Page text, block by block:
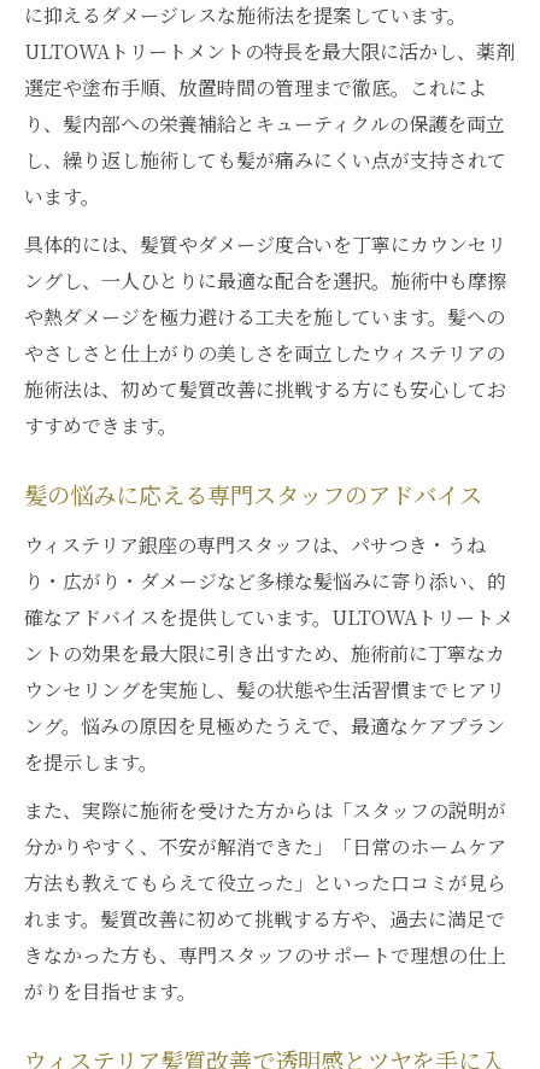
に抑えるダメージレスな施術法を提案しています。
ULTOWAトリートメントの特長を最大限に活かし、薬剤
選定や塗布手順、放置時間の管理まで徹底。これによ
り、髪内部への栄養補給とキューティクルの保護を両立
し、繰り返し施術しても髪が痛みにくい点が支持されて
います。
具体的には、髪質やダメージ度合いを丁寧にカウンセリ
ングし、一人ひとりに最適な配合を選択。施術中も摩擦
や熱ダメージを極力避ける工夫を施しています。髪への
やさしさと仕上がりの美しさを両立したウィステリアの
施術法は、初めて髪質改善に挑戦する方にも安心してお
すすめできます。
髪の悩みに応える専門スタッフのアドバイス
ウィステリア銀座の専門スタッフは、パサつき・うね
り・広がり・ダメージなど多様な髪悩みに寄り添い、的
確なアドバイスを提供しています。ULTOWAトリートメ
ントの効果を最大限に引き出すため、施術前に丁寧なカ
ウンセリングを実施し、髪の状態や生活習慣までヒアリ
ング。悩みの原因を見極めたうえで、最適なケアプラン
を提示します。
また、実際に施術を受けた方からは「スタッフの説明が
分かりやすく、不安が解消できた」「日常のホームケア
方法も教えてもらえて役立った」といった口コミが見ら
れます。髪質改善に初めて挑戦する方や、過去に満足で
きなかった方も、専門スタッフのサポートで理想の仕上
がりを目指せます。